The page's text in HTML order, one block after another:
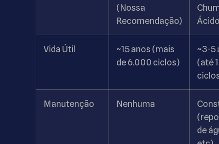
(Nossa
Recomendação)
Vida Útil
~15 anos (mais
de 6.000 ciclos)
~3-5
(até
Manutenção Nenhuma
de